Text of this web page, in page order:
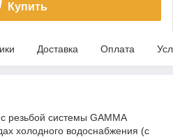
Купить
Доставка Оплата
резьбой системы GAMMA
холодного водоснабжения (с